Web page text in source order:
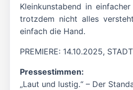
Kleinkunstabend in
trotzdem nicht alles
einfach die Hand.
PREMIERE: 14.10.2025,
Pressestimmen:
„Laut und lustig.“ – Der